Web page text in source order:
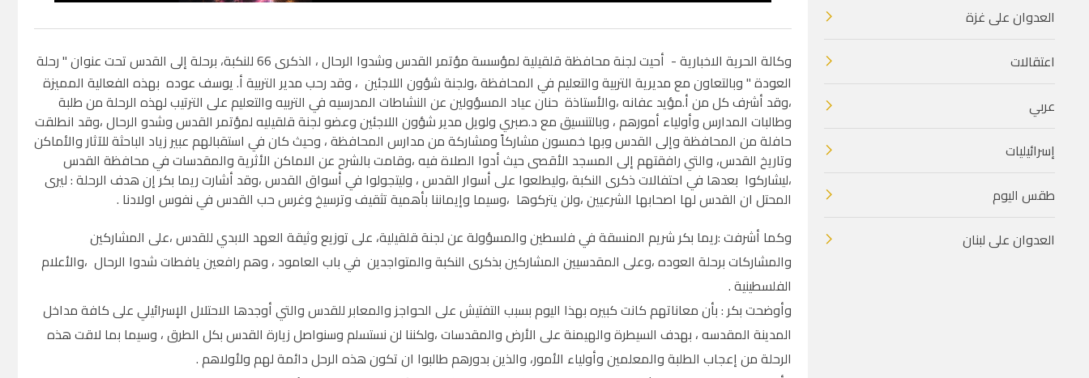
وكالة الحرية الاخبارية -
أحيت لجنة محافظة قلقيلية لمؤسسة مؤتمر القدس وشدوا الرحال ، الذكرى 66 للنكبة، برحلة إلى القدس تحت عنوان " رحلة
العودة " وبالتعاون مع مديرية التربية والتعليم في المحافظة ،ولجنة شؤون اللاجئين ، وقد رحب مدير التربية أ. يوسف عوده بهذه الفعالية المميزة
،وقد أشرف كل من أ.مؤيد عفانه ،والأستاذة حنان عياد المسؤولين عن النشاطات المدرسيه في التربيه والتعليم على الترتيب لهذه الرحلة من طلبة
وطالبات المدارس وأولياء أمورهم ، وبالتنسيق مع د.صبري ولويل مدير شؤون اللاجئين وعضو لجنة قلقيليه لمؤتمر القدس وشدو الرحال ،وقد انطلقت
حافلة من المحافظة وإلى القدس وبها خمسون مشاركاً ومشاركة من مدارس المحافظة ، وحيث كان في استقبالهم عبير زياد الباحثة للآثار والأماكن
وتاريخ القدس، والتي رافقتهم إلى المسجد الأقصى حيث أدوا الصلاة فيه ،وقامت بالشرح عن الاماكن الأثرية والمقدسات في محافظة القدس
،ليشاركوا بعدها في احتفالات ذكرى النكبة ،وليطلعوا على أسوار القدس ، وليتجولوا في أسواق القدس ،وقد أشارت ريما بكر إن هدف الرحلة : ليرى
المحتل ان القدس لها اصحابها الشرعيين ،ولن يتركوها ،وسيما وإيماننا بأهمية تثقيف وترسيخ وغرس حب القدس في نفوس اولادنا .
وكما أشرفت :ريما بكر شريم المنسقة في فلسطين والمسؤولة عن لجنة قلقيلية، على توزيع وثيقة العهد الابدي للقدس ،على المشاركين
والمشاركات برحلة العوده ،وعلى المقدسيين المشاركين بذكرى النكبة والمتواجدين في باب العامود ، وهم رافعين يافطات شدوا الرحال ،والأعلام
الفلسطينية .
وأوضحت بكر : بأن معاناتهم كانت كبيره بهذا اليوم بسبب التفتيش على الحواجز والمعابر للقدس والتي أوجدها الاحتلال الإسرائيلي على كافة مداخل
المدينة المقدسه ، بهدف السيطرة والهيمنة على الأرض والمقدسات ،ولكننا لن نستسلم وسنواصل زيارة القدس بكل الطرق ، وسيما بما لاقت هذه
الرحلة من إعجاب الطلبة والمعلمين وأولياء الأمور، والذين بدورهم طالبوا ان تكون هذه الرحل دائمة لهم ولأولاهم .
العدوان على غزة
اعتقالات
عربي
إسرائيليات
طقس اليوم
العدوان على لبنان